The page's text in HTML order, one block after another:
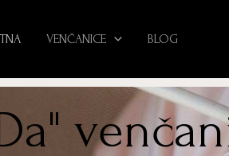
VENČANICE BLOG